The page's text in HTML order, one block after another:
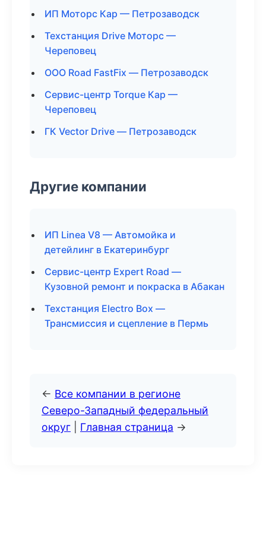
ИП Моторс Кар — Петрозаводск
Техстанция Drive Моторс —
Череповец
ООО Road FastFix — Петрозаводск
Сервис-центр Torque Кар —
Череповец
ГК Vector Drive — Петрозаводск
Другие компании
ИП Linea V8 — Автомойка и
детейлинг в Екатеринбург
Сервис-центр Expert Road —
Кузовной ремонт и покраска в Абакан
Техстанция Electro Box —
Трансмиссия и сцепление в Пермь
← Все компании в регионе
Северо-Западный федеральный
округ
Главная страница →